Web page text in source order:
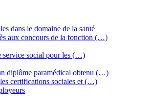
dans le domaine de la santé
aux concours de la fonction (…)
service social pour les (…)
diplôme paramédical obtenu (…)
certifications sociales et (…)